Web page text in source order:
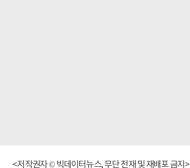
<저작권자 © 빅데이터뉴스, 무단 전재 및 재배포 금지>